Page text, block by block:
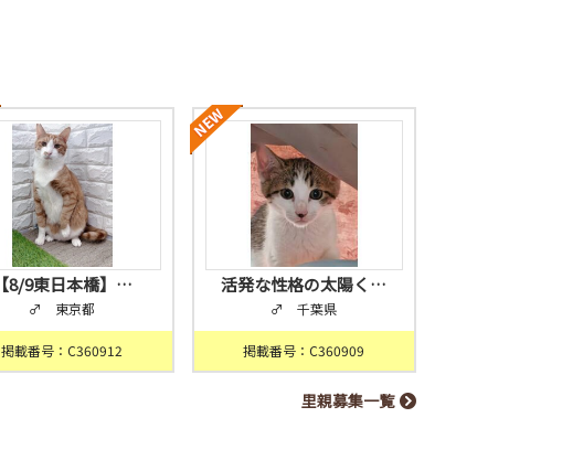
【8/9東日本橋】…
♂ 東京都
掲載番号：C360912
活発な性格の太陽く…
♂ 千葉県
掲載番号：C360909
里親募集一覧